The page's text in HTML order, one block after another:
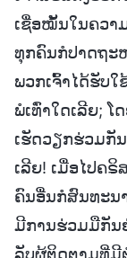
ເຊື່ອໝັ້ນໃນຄວາມ
ທຸກຄົນກໍປາດຖະ
ພວກເຈົ້າໄດ້ຮັບ
ພໍເທົ່າໃດເລີຍ;
ເຮັດວຽກຮ່ວມກັ
ເລີຍ! ເມື່ອໄປຄ
ຄົນອື່ນກໍສົນທະນ
ມີການຮ່ວມມືກັນ
ລັບຜູ້ຕິດຕາມທີ່ມີ